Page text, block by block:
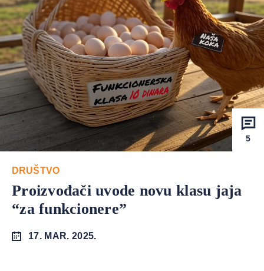
5
DRUŠTVO
Proizvođači uvode novu klasu jaja
“za funkcionere”
17. MAR. 2025.